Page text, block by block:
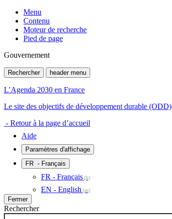
Menu
Contenu
Moteur de recherche
Pied de page
Gouvernement
Rechercher header menu
L’Agenda 2030 en France
Le site des objectifs de développement durable (ODD)
- Retour à la page d’accueil
Aide
Paramètres d'affichage
FR - Français
FR - Français
EN - English
Fermer
Rechercher